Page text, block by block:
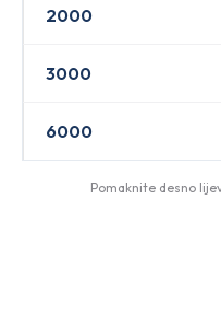
2000
3000
6000
Pomaknite desno